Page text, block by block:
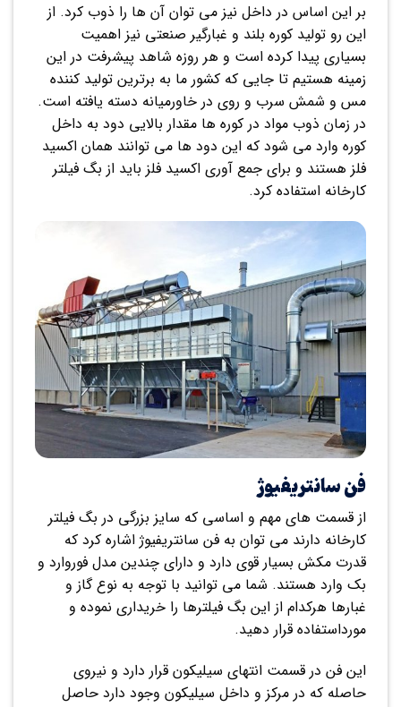
بر این اساس در داخل نیز می توان آن ها را ذوب کرد. از
این رو تولید کوره بلند و غبارگیر صنعتی نیز اهمیت
بسیاری پیدا کرده است و هر روزه شاهد پیشرفت در این
زمینه هستیم تا جایی که کشور ما به برترین تولید کننده
مس و شمش سرب و روی در خاورمیانه دسته یافته است.
در زمان ذوب مواد در کوره ها مقدار بالایی دود به داخل
کوره وارد می شود که این دود ها می توانند همان اکسید
فلز هستند و برای جمع آوری اکسید فلز باید از بگ فیلتر
کارخانه استفاده کرد.
فن سانتریفیوژ
از قسمت های مهم و اساسی که سایز بزرگی در بگ فیلتر
کارخانه دارند می توان به فن سانتریفیوژ اشاره کرد که
قدرت مکش بسیار قوی دارد و دارای چندین مدل فوروارد و
بک وارد هستند. شما می توانید با توجه به نوع گاز و
غبارها هرکدام از این بگ فیلترها را خریداری نموده و
مورداستفاده قرار دهید.
این فن در قسمت انتهای سیلیکون قرار دارد و نیروی
حاصله که در مرکز و داخل سیلیکون وجود دارد حاصل